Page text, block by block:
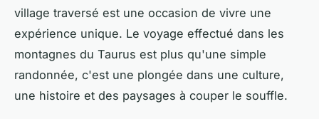
village traversé est une occasion de vivre une
expérience unique. Le voyage effectué dans les
montagnes du Taurus est plus qu'une simple
randonnée, c'est une plongée dans une culture,
une histoire et des paysages à couper le souffle.